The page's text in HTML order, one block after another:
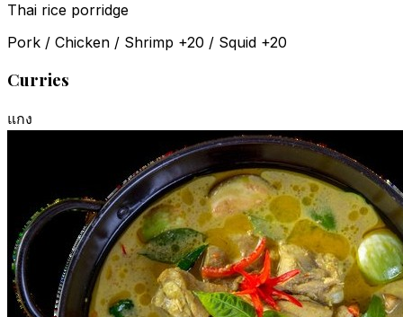
Thai rice porridge
Pork / Chicken / Shrimp +20 / Squid +20
Curries
แกง